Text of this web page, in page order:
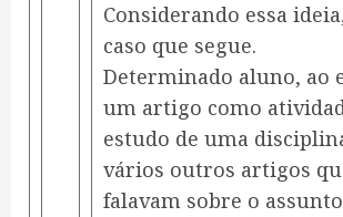
Considerando essa
caso que segue.
Determinado aluno, ao
um artigo como
estudo de uma
vários outros artigos
falavam sobre o